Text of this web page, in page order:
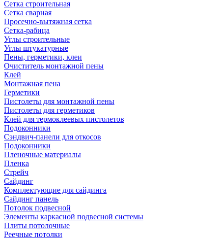
Сетка строительная
Сетка сварная
Просечно-вытяжная сетка
Сетка-рабица
Углы строительные
Углы штукатурные
Пены, герметики, клеи
Очиститель монтажной пены
Клей
Монтажная пена
Герметики
Пистолеты для монтажной пены
Пистолеты для герметиков
Клей для термоклеевых пистолетов
Подоконники
Сэндвич-панели для откосов
Подоконники
Пленочные материалы
Пленка
Стрейч
Сайдинг
Комплектующие для сайдинга
Сайдинг панель
Потолок подвесной
Элементы каркасной подвесной системы
Плиты потолочные
Реечные потолки